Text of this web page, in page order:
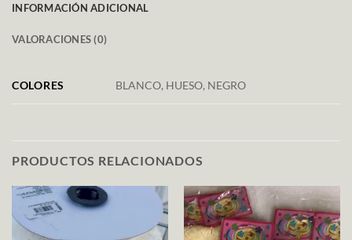
INFORMACIÓN ADICIONAL
VALORACIONES (0)
COLORES BLANCO, HUESO, NEGRO
PRODUCTOS RELACIONADOS